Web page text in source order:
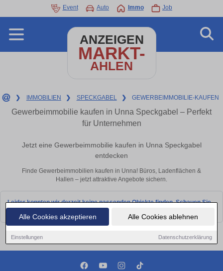
Alle Cookies akzeptieren Alle Cookies ablehnen
Einstellungen Datenschutzerklärung
Event Auto Immo Job
ANZEIGEN
MARKT-
AHLEN
❯ IMMOBILIEN ❯ SPECKGABEL ❯ GEWERBEIMMOBILIE-KAUFEN
Gewerbeimmobilie kaufen in Unna Speckgabel – Perfekt
für Unternehmen
Jetzt eine Gewerbeimmobilie kaufen in Unna Speckgabel
entdecken
Finde Gewerbeimmobilien kaufen in Unna! Büros, Ladenflächen &
Hallen – jetzt attraktive Angebote sichern.
Leider konnten wir derzeit keine passenden Objekte finden. Schauen Sie